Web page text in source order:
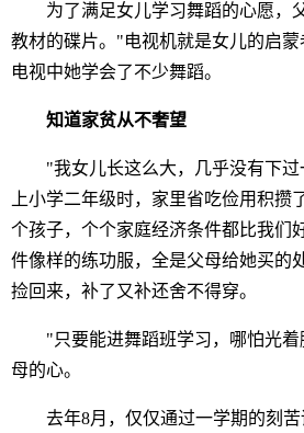
为了满足女儿学习舞蹈的心愿，
教材的碟片。"电视机就是女儿的启
电视中她学会了不少舞蹈。
知道家贫从不奢望
"我女儿长这么大，几乎没有下过
上小学二年级时，家里省吃俭用积
个孩子，个个家庭经济条件都比我们
件像样的练功服，全是父母给她买的
捡回来，补了又补还舍不得穿。
"只要能进舞蹈班学习，哪怕光着
母的心。
去年8月，仅仅通过一学期的刻苦